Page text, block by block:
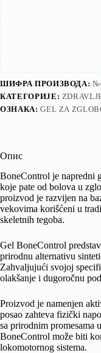
ШИФРА ПРОИЗВОДА:
КАТЕГОРИЈЕ:
ОЗНАКА:GEL ZA
Опис
BoneControl je napredni
koje pate od bolova u
proizvod je razvijen na
vekovima korišćeni u
skeletnih tegoba.
Gel BoneControl
prirodnu alternativu
Zahvaljujući svojoj
olakšanje i dugoročnu
Proizvod je namenjen
posao zahteva fizički
sa prirodnim promesama
BoneControl može biti
lokomotornog sistema.